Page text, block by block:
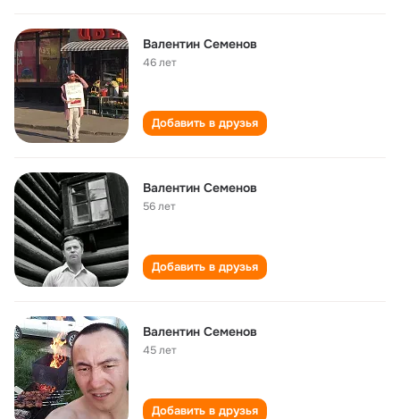
Валентин Семенов
46 лет
Добавить в друзья
Валентин Семенов
56 лет
Добавить в друзья
Валентин Семенов
45 лет
Добавить в друзья